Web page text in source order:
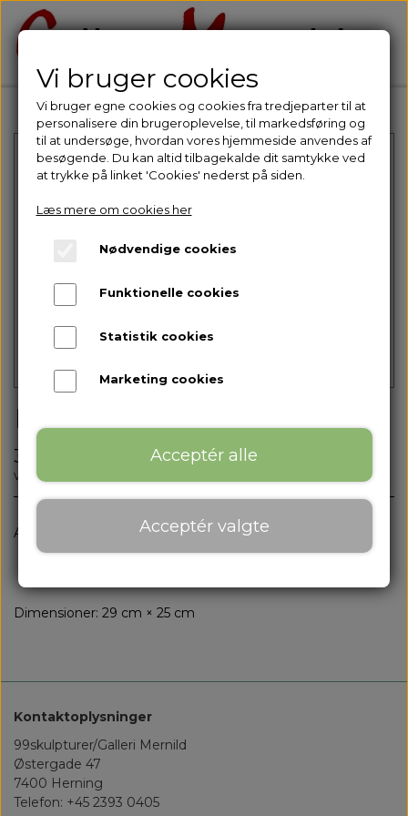
Intet billede
Eine Frage steht im Raum
3.200,00 kr.
Varenummer: 28-09-2476M
Antal
Dimensioner: 29 cm × 25 cm
Kontaktoplysninger
99skulpturer/Galleri Mernild
Østergade 47
7400 Herning
Telefon: +45 2393 0405
Vi bruger cookies
Vi bruger egne cookies og cookies fra tredjeparter til at
personalisere din brugeroplevelse, til markedsføring og
til at undersøge, hvordan vores hjemmeside anvendes af
besøgende. Du kan altid tilbagekalde dit samtykke ved
at trykke på linket 'Cookies' nederst på siden.
Læs mere om cookies her
Nødvendige cookies
Funktionelle cookies
Statistik cookies
Marketing cookies
Acceptér alle
Acceptér valgte